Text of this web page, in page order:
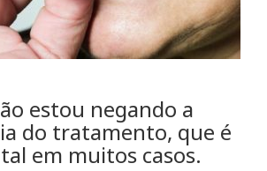
estou negando a
do tratamento, que é
em muitos casos.